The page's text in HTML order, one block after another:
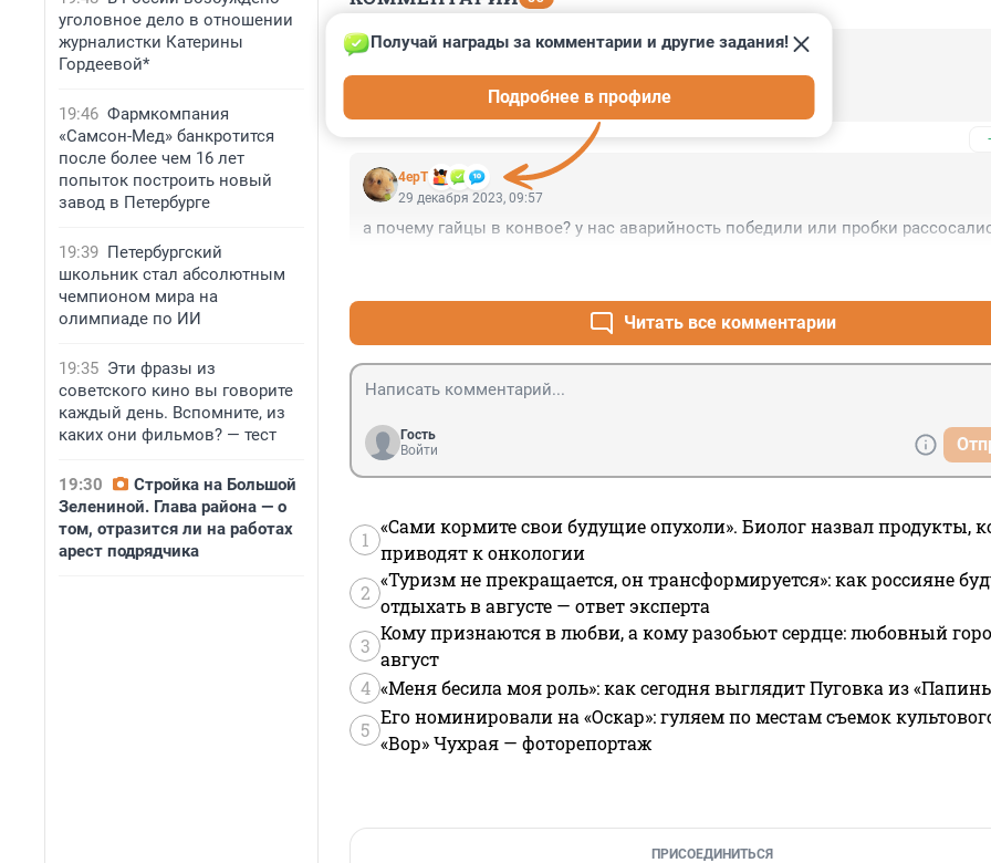
уголовное дело в отношении
журналистки Катерины
Гордеевой*
19:46 Фармкомпания
«Самсон-Мед» банкротится
после более чем 16 лет
попыток построить новый
завод в Петербурге
19:39 Петербургский
школьник стал абсолютным
чемпионом мира на
олимпиаде по ИИ
19:35 Эти фразы из
советского кино вы говорите
каждый день. Вспомните, из
каких они фильмов? — тест
19:30
Стройка на Большой
Зелениной. Глава района — о
том, отразится ли на работах
арест подрядчика
Гость
А разве самбистов можно обижать?
4ерТ
Получай награды за комментарии и другие задания!
Подробнее в профиле
29 декабря 2023, 09:57
а почему гайцы в конвое? у нас аварийность победили или пробки
Читать все комментарии
Гость
Войти
1
«Сами кормите свои будущие опухоли». Биолог назвал продукты,
приводят к онкологии
2
«Туризм не прекращается, он трансформируется»: как россияне
отдыхать в августе — ответ эксперта
3
Кому признаются в любви, а кому разобьют сердце: любовный
август
4 «Меня бесила моя роль»: как сегодня выглядит Пуговка из
5
Его номинировали на «Оскар»: гуляем по местам съемок
«Вор» Чухрая — фоторепортаж
ПРИСОЕДИНИТЬСЯ